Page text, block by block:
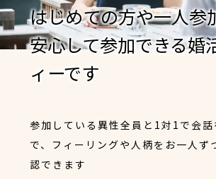
はじめての方や一人参
安心して参加できる婚
ィーです
参加している異性全員と1対1で会話
で、フィーリングや人柄をお一人ず
認できます